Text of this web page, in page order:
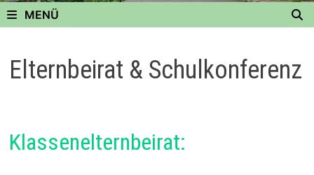
MENÜ
Elternbeirat & Schulkonferenz
Klassenelternbeirat: